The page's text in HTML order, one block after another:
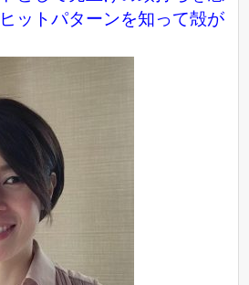
ットパターンを知って殻が